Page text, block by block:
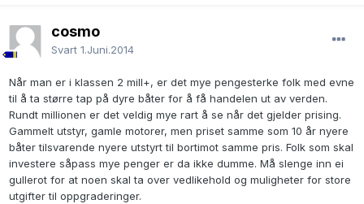
cosmo
Svart 1.Juni.2014
Når man er i klassen 2 mill+, er det mye pengesterke folk med evne
til å ta større tap på dyre båter for å få handelen ut av verden.
Rundt millionen er det veldig mye rart å se når det gjelder prising.
Gammelt utstyr, gamle motorer, men priset samme som 10 år nyere
båter tilsvarende nyere utstyrt til bortimot samme pris. Folk som skal
investere såpass mye penger er da ikke dumme. Må slenge inn ei
gullerot for at noen skal ta over vedlikehold og muligheter for store
utgifter til oppgraderinger.